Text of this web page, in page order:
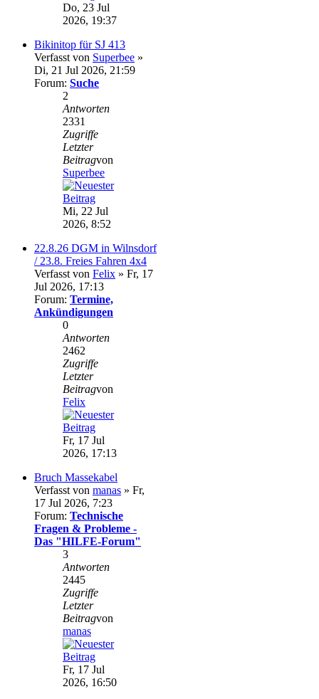
Do, 23 Jul
2026, 19:37
Bikinitop für SJ 413
Verfasst von Superbee »
Di, 21 Jul 2026, 21:59
Forum: Suche
2
Antworten
2331
Zugriffe
Letzter
Beitragvon
Superbee
Mi, 22 Jul
2026, 8:52
22.8.26 DGM in Wilnsdorf
/ 23.8. Freies Fahren 4x4
Verfasst von Felix » Fr, 17
Jul 2026, 17:13
Forum: Termine,
Ankündigungen
0
Antworten
2462
Zugriffe
Letzter
Beitragvon
Felix
Fr, 17 Jul
2026, 17:13
Bruch Massekabel
Verfasst von manas » Fr,
17 Jul 2026, 7:23
Forum: Technische
Fragen & Probleme -
Das "HILFE-Forum"
3
Antworten
2445
Zugriffe
Letzter
Beitragvon
manas
Fr, 17 Jul
2026, 16:50